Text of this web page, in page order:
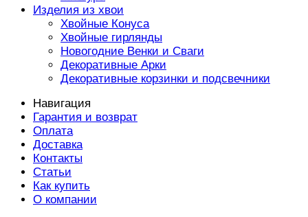
Изделия из хвои
Хвойные Конуса
Хвойные гирлянды
Новогодние Венки и Сваги
Декоративные Арки
Декоративные корзинки и подсвечники
Навигация
Гарантия и возврат
Оплата
Доставка
Контакты
Статьи
Как купить
О компании